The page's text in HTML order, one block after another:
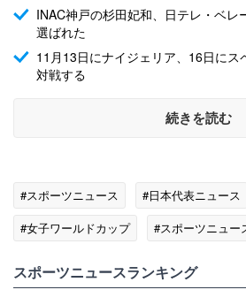
INAC神戸の杉田妃和、日テレ・ベレ
選ばれた
11月13日にナイジェリア、16日にス
対戦する
続きを読む
#スポーツニュース #日本代表ニュース
#女子ワールドカップ
#スポーツニュー
スポーツニュースランキング